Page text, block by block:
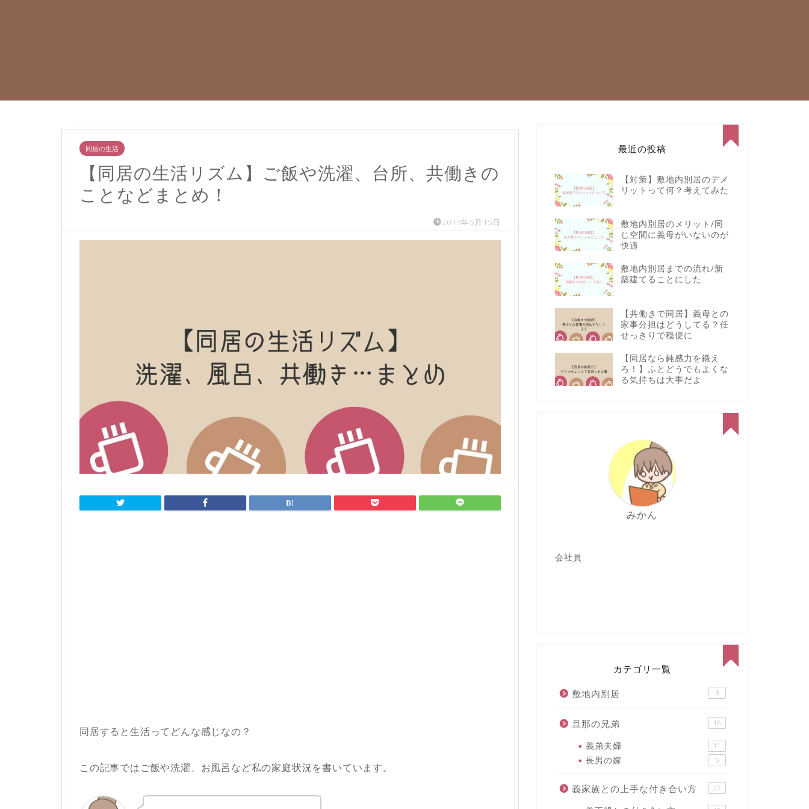
同居の生活
【同居の生活リズム】ご飯や洗濯、台所、共働きの
ことなどまとめ！
2019年5月15日
同居すると生活ってどんな感じなの？
この記事ではご飯や洗濯、お風呂など私の家庭状況を書いています。
最近の投稿
【対策】敷地内別居のデメ
リットって何？考えてみた
敷地内別居のメリット/同
じ空間に義母がいないのが
快適
敷地内別居までの流れ/新
築建てることにした
【共働きで同居】義母との
家事分担はどうしてる？任
せっきりで穏便に
【同居なら鈍感力を鍛え
ろ！】ふとどうでもよくな
る気持ちは大事だよ
みかん
会社員
カテゴリ一覧
敷地内別居 3
旦那の兄弟 16
義弟夫婦 11
長男の嫁 5
義家族との上手な付き合い方 27